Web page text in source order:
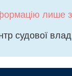
лише
судової